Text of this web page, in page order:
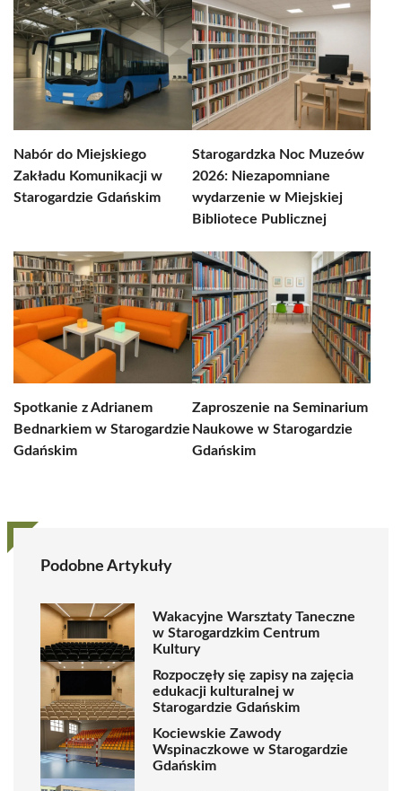
Nabór do Miejskiego
Zakładu Komunikacji w
Starogardzie Gdańskim
Starogardzka Noc Muzeów
2026: Niezapomniane
wydarzenie w Miejskiej
Bibliotece Publicznej
Spotkanie z Adrianem
Bednarkiem w Starogardzie
Gdańskim
Zaproszenie na Seminarium
Naukowe w Starogardzie
Gdańskim
Podobne Artykuły
Wakacyjne Warsztaty Taneczne
w Starogardzkim Centrum
Kultury
Rozpoczęły się zapisy na zajęcia
edukacji kulturalnej w
Starogardzie Gdańskim
Kociewskie Zawody
Wspinaczkowe w Starogardzie
Gdańskim